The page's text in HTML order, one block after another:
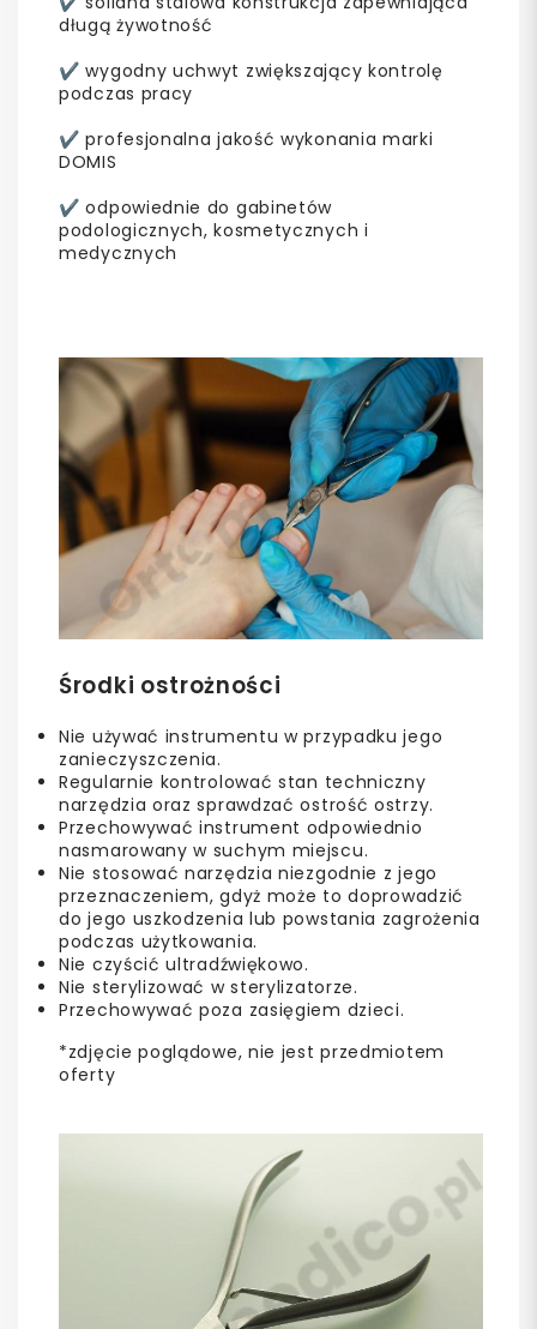
długą żywotność
✔ wygodny uchwyt zwiększający kontrolę
podczas pracy
✔ profesjonalna jakość wykonania marki
DOMIS
✔ odpowiednie do gabinetów
podologicznych, kosmetycznych i
medycznych
Środki ostrożności
Nie używać instrumentu w przypadku jego
zanieczyszczenia.
Regularnie kontrolować stan techniczny
narzędzia oraz sprawdzać ostrość ostrzy.
Przechowywać instrument odpowiednio
nasmarowany w suchym miejscu.
Nie stosować narzędzia niezgodnie z jego
przeznaczeniem, gdyż może to doprowadzić
do jego uszkodzenia lub powstania zagrożenia
podczas użytkowania.
Nie czyścić ultradźwiękowo.
Nie sterylizować w sterylizatorze.
Przechowywać poza zasięgiem dzieci.
*zdjęcie poglądowe, nie jest przedmiotem
oferty